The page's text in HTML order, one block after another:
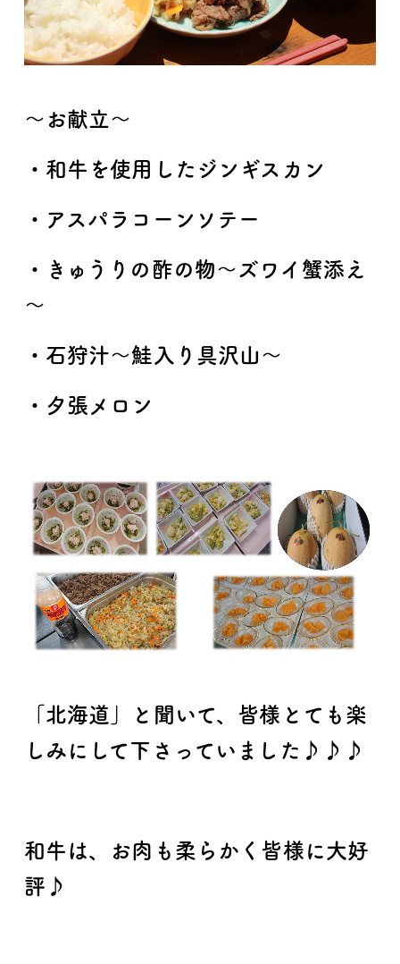
～お献立～
・和牛を使用したジンギスカン
・アスパラコーンソテー
・きゅうりの酢の物～ズワイ蟹添え
～
・石狩汁～鮭入り具沢山～
・夕張メロン
「北海道」と聞いて、皆様とても楽
しみにして下さっていました♪♪♪
和牛は、お肉も柔らかく皆様に大好
評♪